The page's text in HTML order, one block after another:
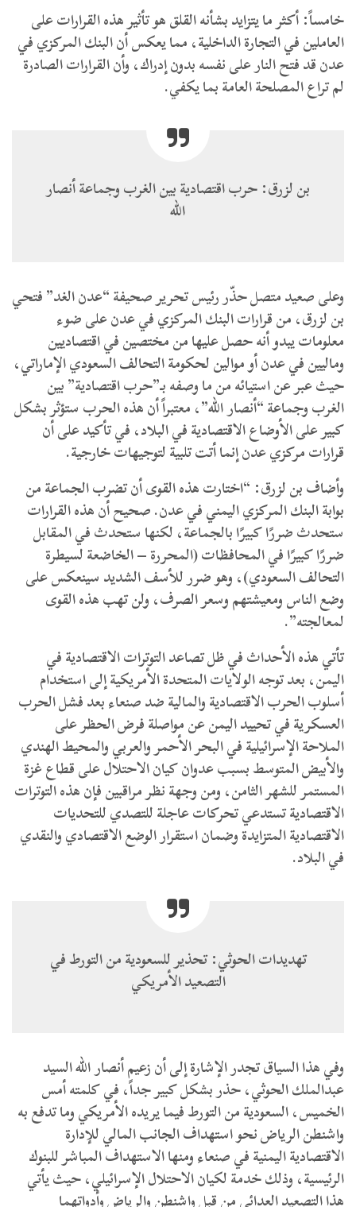
خامساً: أكثر ما يتزايد بشأنه القلق هو تأثير هذه القرارات على
العاملين في التجارة الداخلية، مما يعكس أن البنك المركزي في
عدن قد فتح النار على نفسه بدون إدراك، وأن القرارات الصادرة
لم تراع المصلحة العامة بما يكفي.
بن لزرق: حرب اقتصادية بين الغرب وجماعة أنصار
الله
وعلى صعيد متصل حذّر رئيس تحرير صحيفة “عدن الغد” فتحي
بن لزرق، من قرارات البنك المركزي في عدن على ضوء
معلومات يبدو أنه حصل عليها من مختصين في اقتصاديين
وماليين في عدن أو موالين لحكومة التحالف السعودي الإماراتي،
حيث عبر عن استيائه من ما وصفه بـ”حرب اقتصادية” بين
الغرب وجماعة “أنصار الله”، معتبراً أن هذه الحرب ستؤثر بشكل
كبير على الأوضاع الاقتصادية في البلاد، في تأكيد على أن
قرارات مركزي عدن إنما أتت تلبية لتوجيهات خارجية.
وأضاف بن لزرق: “اختارت هذه القوى أن تضرب الجماعة من
بوابة البنك المركزي اليمني في عدن. صحيح أن هذه القرارات
ستحدث ضررًا كبيرًا بالجماعة، لكنها ستحدث في المقابل
ضررًا كبيرًا في المحافظات (المحررة – الخاضعة لسيطرة
التحالف السعودي)، وهو ضرر للأسف الشديد سينعكس على
وضع الناس ومعيشتهم وسعر الصرف، ولن تهب هذه القوى
لمعالجته”.
تأتي هذه الأحداث في ظل تصاعد التوترات الاقتصادية في
اليمن، بعد توجه الولايات المتحدة الأمريكية إلى استخدام
أسلوب الحرب الاقتصادية والمالية ضد صنعاء بعد فشل الحرب
العسكرية في تحييد اليمن عن مواصلة فرض الحظر على
الملاحة الإسرائيلية في البحر الأحمر والعربي والمحيط الهندي
والأبيض المتوسط بسبب عدوان كيان الاحتلال على قطاع غزة
المستمر للشهر الثامن، ومن وجهة نظر مراقبين فإن هذه التوترات
الاقتصادية تستدعي تحركات عاجلة للتصدي للتحديات
الاقتصادية المتزايدة وضمان استقرار الوضع الاقتصادي والنقدي
في البلاد.
تهديدات الحوثي: تحذير للسعودية من التورط في
التصعيد الأمريكي
وفي هذا السياق تجدر الإشارة إلى أن زعيم أنصار الله السيد
عبدالملك الحوثي، حذر بشكل كبير جداً، في كلمته أمس
الخميس، السعودية من التورط فيما يريده الأمريكي وما تدفع به
واشنطن الرياض نحو استهداف الجانب المالي للإدارة
الاقتصادية اليمنية في صنعاء ومنها الاستهداف المباشر للبنوك
الرئيسية، وذلك خدمة لكيان الاحتلال الإسرائيلي، حيث يأتي
هذا التصعيد العدائي من قبل واشنطن والرياض وأدواتهما